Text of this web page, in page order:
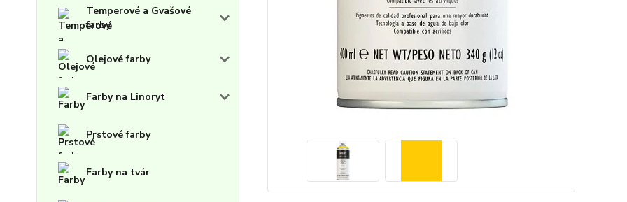
Temperové a Gvašové
farby
Olejové farby
Farby na Linoryt
Prstové farby
Farby na tvár